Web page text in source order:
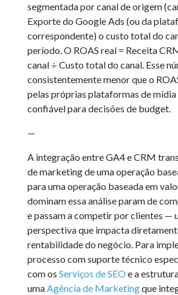
segmentada por canal de origem
Exporte do Google Ads (ou da
correspondente) o custo total do
período. O ROAS real = Receita
canal ÷ Custo total do canal. Esse
consistentemente menor que o
pelas próprias plataformas de
confiável para decisões de budget.
—
A integração entre GA4 e CRM
de marketing de uma operação
para uma operação baseada em
dominam essa análise param de
e passam a competir por clientes —
perspectiva que impacta
rentabilidade do negócio. Para
processo com suporte técnico
com os Serviços de SEOe a
umaAgência de Marketingque